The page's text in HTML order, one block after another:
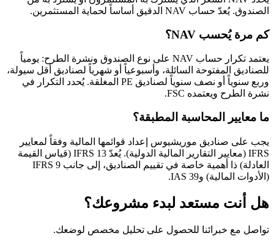
الصندوق. يُعدّ حساب NAV الدقيق أساساً لحماية المستثمرين.
كم مرة يُحسب NAV؟
يعتمد تكرار حساب NAV على نوع الصندوق ونشرة الطرح: يومياً
للصناديق المفتوحة السائلة، وأسبوعياً أو شهرياً لصناديق أقل سيولة،
وربع سنوياً أو نصف سنوياً لصناديق PE المغلقة. يُحدد التكرار في
نشرة الطرح ويعتمده FSC.
ما معايير المحاسبة المطبقة؟
يجب على صناديق موريشيوس إعداد قوائمها المالية وفقاً لمعايير
IFRS (معايير التقارير المالية الدولية). يُعدّ IFRS 13 (قياس القيمة
العادلة) ذا أهمية خاصة في تقييم الصناديق، إلى جانب IFRS 9
(الأدوات المالية) وIAS 39.
هل أنت مستعد لبدء مشروعك؟
تواصل مع خبرائنا للحصول على تحليل مخصص لوضعك.